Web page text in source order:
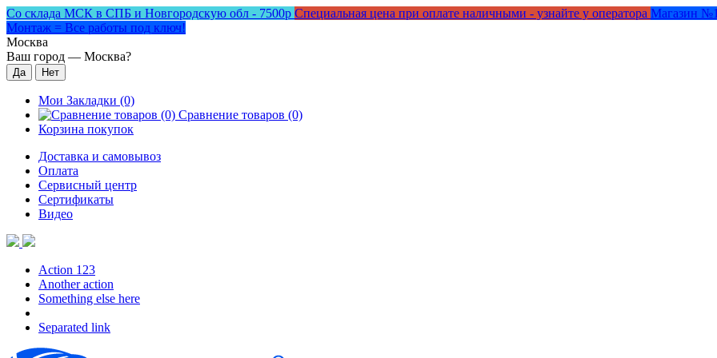
Со склада МСК в СПБ и Новгородскую обл - 7500р Специальная цена при оплате наличными - узнайте у оператора Магазин
Монтаж = Все работы под ключ!
Москва
Ваш город — Москва?
Мои Закладки (0)
Сравнение товаров (0)
Корзина покупок
Доставка и самовывоз
Оплата
Сервисный центр
Сертификаты
Видео
Action 123
Another action
Something else here
Separated link